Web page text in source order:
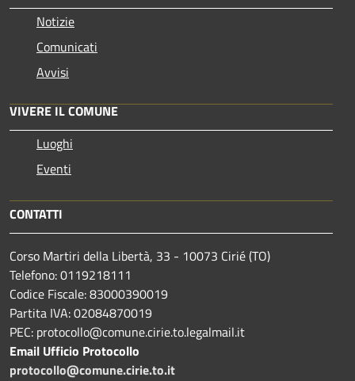
Notizie
Comunicati
Avvisi
VIVERE IL COMUNE
Luoghi
Eventi
CONTATTI
Corso Martiri della Libertà, 33 - 10073 Cirié (TO)
Telefono: 0119218111
Codice Fiscale: 83000390019
Partita IVA: 02084870019
PEC: protocollo@comune.cirie.to.legalmail.it
Email Ufficio Protocollo
protocollo@comune.cirie.to.it